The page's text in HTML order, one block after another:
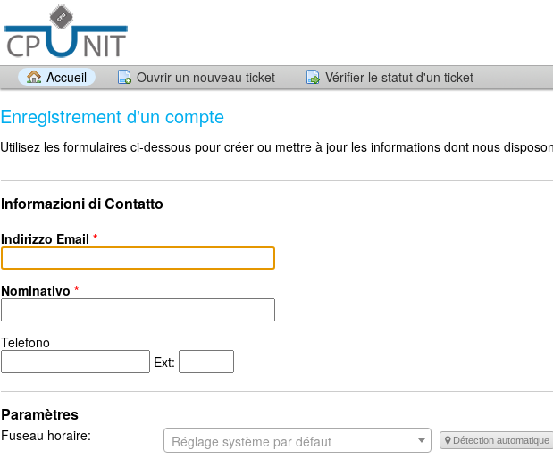
Accueil Ouvrir un nouveau ticket Vérifier le statut d'un ticket
Enregistrement d'un compte
Utilisez les formulaires ci-dessous pour créer ou mettre à jour les informations dont nous
Informazioni di Contatto
Indirizzo Email *
Nominativo *
Telefono
Ext:
Paramètres
Fuseau horaire: Réglage système par défaut Détection automatique